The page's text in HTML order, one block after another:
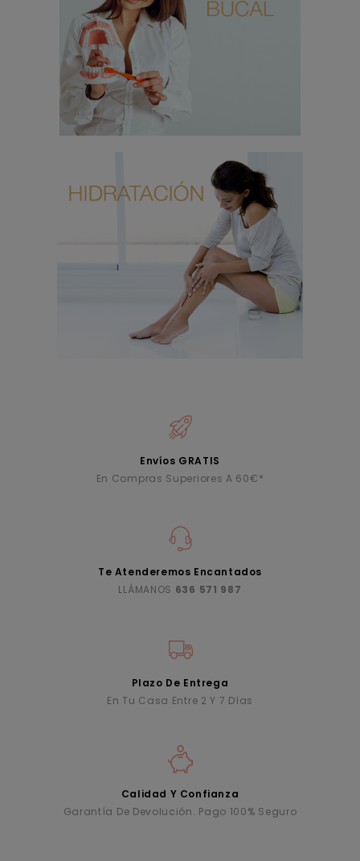
Envíos GRATIS
En Compras Superiores A 60€*
Te Atenderemos Encantados
LLÁMANOS 636 571 987
Plazo De Entrega
En Tu Casa Entre 2 Y 7 Días
Calidad Y Confianza
Garantía De Devolución. Pago 100% Seguro